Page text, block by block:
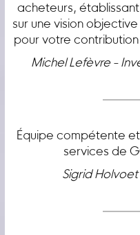
acheteurs,
sur une vision
pour votre
Michel Lefèvre -
Équipe compétente
services de
Sigrid